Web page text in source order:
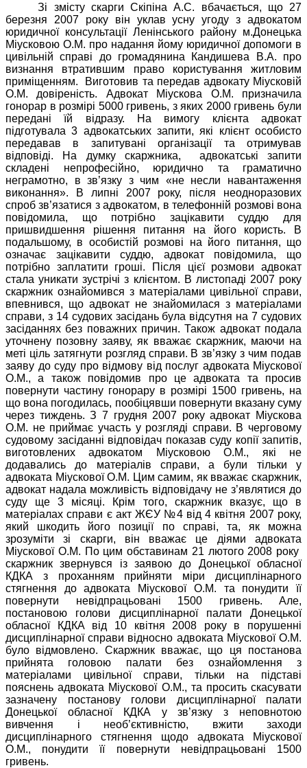
Зі змісту скарги Скіпіна А.С. вбачається, що 27
березня 2007 року він уклав усну угоду з адвокатом
юридичної консультації Ленінського району м.Донецька
Міусковою О.М. про надання йому юридичної допомоги в
цивільній справі до громадянина Кандишева В.А. про
визнання втратившим право користування житловим
приміщенням.
Виготовив та передав адвокату Міусковій
О.М. довіреність. Адвокат Міускова О.М. призначила
гонорар в розмірі 5000 гривень, з яких 2000 гривень були
передані їй відразу. На вимогу клієнта адвокат
підготувала 3 адвокатських запити, які клієнт особисто
передавав в запитувані організації та отримував
відповіді. На думку скаржника,
адвокатські запити
складені непрофесійно, юридично та граматично
неграмотно, в зв’язку з чим «не несли навантаження
виконання». В липні 2007 року, після неодноразових
спроб зв’язатися з адвокатом, в телефонній розмові вона
повідомила, що потрібно зацікавити суддю для
пришвидшення рішення питання на його користь. В
подальшому, в особистій розмові на його питання, що
означає зацікавити суддю, адвокат повідомила, що
потрібно заплатити гроші. Після цієї розмови адвокат
стала уникати зустрічі з клієнтом. В листопаді 2007 року
скаржник ознайомився з матеріалами цивільної справи,
впевнився, що адвокат не знайомилася з матеріалами
справи, з 14 судових засідань була відсутня на 7 судових
засіданнях без поважних причин. Також адвокат подала
уточнену позовну заяву, як вважає скаржник, маючи на
меті ціль затягнути розгляд справи. В зв’язку з чим подав
заяву до суду про відмову від послуг адвоката Міускової
О.М., а також повідомив про це адвоката та просив
повернути частину гонорару в розмірі 1500 гривень, на
що вона погодилась, пообіцявши повернути вказану суму
через тиждень. З 7 грудня 2007 року адвокат Міускова
О.М. не приймає участь у розгляді справи. В черговому
судовому засіданні відповідач показав суду копії запитів,
виготовлених адвокатом Міусковою О.М., які не
додавались до матеріалів справи, а були тільки у
адвоката Міускової О.М. Цим самим, як вважає скаржник,
адвокат надала можливість відповідачу не з’являтися до
суду ще 3 місяці. Крім того, скаржник вказує, що в
матеріалах справи є акт ЖЄУ №4 від 4 квітня 2007 року,
який шкодить його позиції по справі, та, як можна
зрозуміти зі скарги, він вважає це діями адвоката
Міускової О.М. По цим обставинам 21 лютого 2008 року
скаржник звернувся із заявою до Донецької обласної
КДКА з проханням прийняти міри дисциплінарного
стягнення до адвоката Міускової О.М. та понудити її
повернути невідпрацьовані 1500 гривень. Але,
постановою голови дисциплінарної палати Донецької
обласної КДКА від 10 квітня 2008 року в порушенні
дисциплінарної справи відносно адвоката Міускової О.М.
було відмовлено. Скаржник вважає, що ця постанова
прийнята головою палати без ознайомлення з
матеріалами цивільної справи, тільки на підставі
пояснень адвоката Міускової О.М., та просить скасувати
зазначену постанову голови дисциплінарної палати
Донецької обласної КДКА у зв’язку з неповнотою
вивчення і необ’єктивністю, вжити заходи
дисциплінарного стягнення щодо адвоката Міускової
О.М., понудити її повернути невідпрацьовані 1500
гривень.